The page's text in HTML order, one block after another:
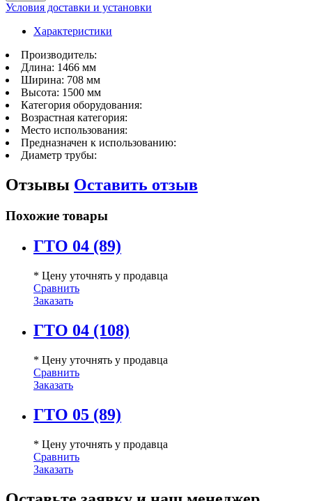
Условия доставки и установки
Характеристики
Производитель:
Длина: 1466 мм
Ширина: 708 мм
Высота: 1500 мм
Категория оборудования:
Возрастная категория:
Место использования:
Предназначен к использованию:
Диаметр трубы:
Отзывы Оставить отзыв
Похожие товары
ГТО 04 (89)
* Цену уточнять у продавца
Сравнить
Заказать
ГТО 04 (108)
* Цену уточнять у продавца
Сравнить
Заказать
ГТО 05 (89)
* Цену уточнять у продавца
Сравнить
Заказать